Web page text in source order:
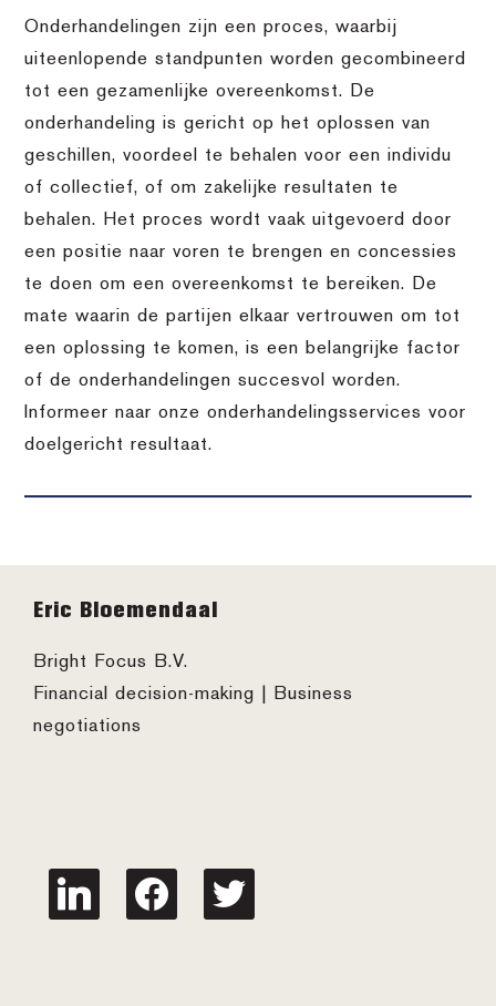
Onderhandelingen zijn een proces, waarbij
uiteenlopende standpunten worden gecombineerd
tot een gezamenlijke overeenkomst. De
onderhandeling is gericht op het oplossen van
geschillen, voordeel te behalen voor een individu
of collectief, of om zakelijke resultaten te
behalen. Het proces wordt vaak uitgevoerd door
een positie naar voren te brengen en concessies
te doen om een overeenkomst te bereiken. De
mate waarin de partijen elkaar vertrouwen om tot
een oplossing te komen, is een belangrijke factor
of de onderhandelingen succesvol worden.
Informeer naar onze onderhandelingsservices voor
doelgericht resultaat.
Footer
Eric Bloemendaal
Bright Focus B.V.
Financial decision-making | Business
negotiations
linkedin facebook twitter